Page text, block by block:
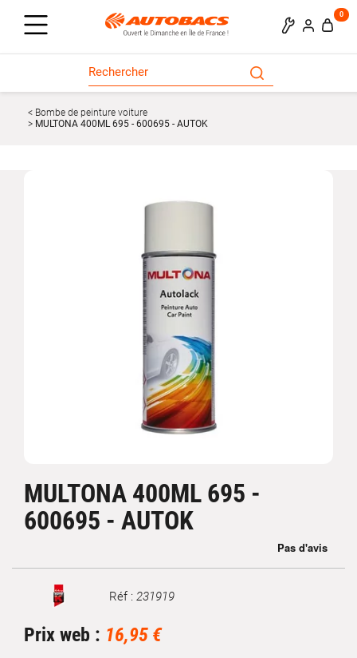
0
Bombe de peinture voiture
MULTONA 400ML 695 - 600695 - AUTOK
MULTONA 400ML 695 -
600695 - AUTOK
Marque Réf : 231919
Prix web : 16,95 €